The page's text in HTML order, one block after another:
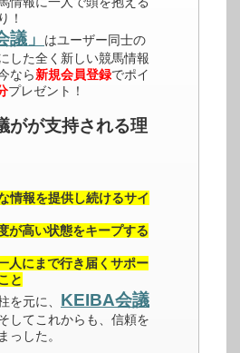
！
議」
はユーザー同士の
した全く新しい競馬情報
なら新規会員登録でポイ
プレゼント！
がが支持される理
情報を提供し続けるサイ
が高い状態をキープする
人にまで行き届くサポー
と
を元に、 KEIBA会議
してこれからも、信頼を
っした。